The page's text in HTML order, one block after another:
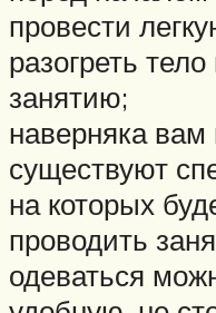
провести
разогреть
занятию;
наверняка вам
существуют
на которых
проводить
одеваться